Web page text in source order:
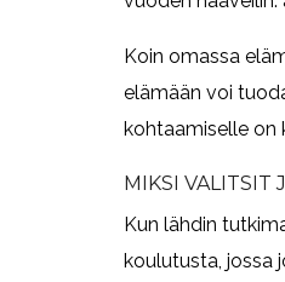
Koin omassa
elämään voi
kohtaamiselle on
MIKSI VALITSIT
Kun lähdin
koulutusta, jossa